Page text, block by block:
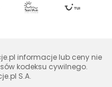
informacje lub ceny nie
kodeksu cywilnego.
S.A.